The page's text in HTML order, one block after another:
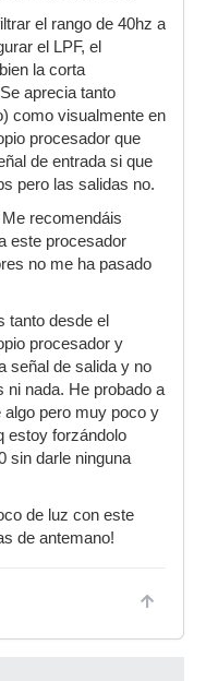
el rango de 40hz a
el LPF, el
la corta
aprecia tanto
como visualmente en
procesador que
de entrada si que
pero las salidas no.
recomendáis
este procesador
no me ha pasado
tanto desde el
procesador y
señal de salida y no
ni nada. He probado a
algo pero muy poco y
estoy forzándolo
sin darle ninguna
de luz con este
de antemano!